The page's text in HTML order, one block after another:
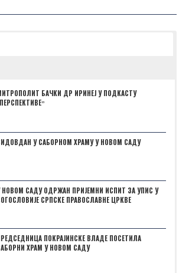
БАЧКИ ДР ИРИНЕЈ У ПОДКАСТУ
У САБОРНОМ ХРАМУ У НОВОМ САДУ
НОВОМ САДУ ОДРЖАН ПРИЈЕМНИ ИСПИТ ЗА УПИС У
СРПСКЕ ПРАВОСЛАВНЕ ЦРКВЕ
ПОКРАЈИНСКЕ ВЛАДЕ ПОСЕТИЛА
ХРАМ У НОВОМ САДУ